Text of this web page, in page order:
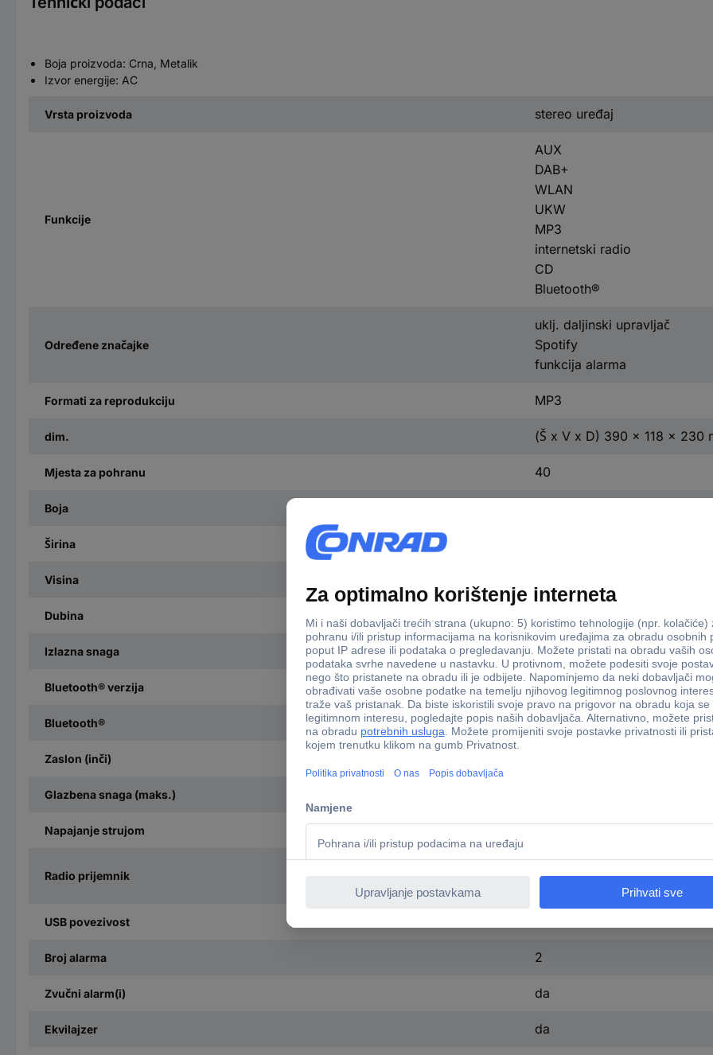
Boja proizvoda: Crna, Metalik
Izvor energije: AC
Vrsta proizvoda stereo uređaj
Funkcije
AUX
DAB+
WLAN
UKW
MP3
internetski radio
CD
Bluetooth®
Određene značajke
uklj. daljinski upravljač
Spotify
funkcija alarma
Formati za reprodukciju MP3
dim. (Š x V x D) 390 x 118 x 230
Mjesta za pohranu 40
Boja
Širina
Visina
Dubina
Izlazna snaga 2 x 15 W
Bluetooth® verzija 5.0
Bluetooth® da
Zaslon (inči)
Glazbena snaga (maks.)
Napajanje strujom 220 - 240 V
Radio prijemnik
DAB+ (1012)
USB povezivost
Broj alarma 2
Zvučni alarm(i) da
Ekvilajzer da